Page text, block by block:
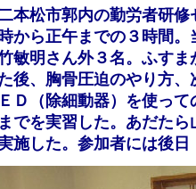
本松市郭内の勤労者研
から正午までの３時間
敏明さん外３名。ふす
後、胸骨圧迫のやり方
（除細動器）を使って
でを実習した。あだた
施した。参加者には後